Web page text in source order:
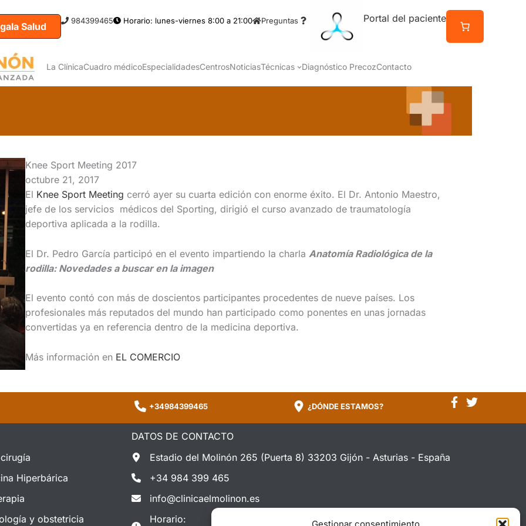
Salud
984399465 Horario: lunes-viernes 8:00 a 21:00 Preguntas Portal del paciente
La ClínicaCuadro médicoEspecialidadesCentrosNoticiasTécnicas Diagnóstico PrecozContacto
Knee Sport Meeting 2017
octubre 21, 2017
El Knee Sport Meeting cerró ayer su cuarta edición con enorme éxito. El Dr. Antonio Maestro,
jefe de los servicios médicos del Sporting, dirigió el curso avanzado de traumatología
deportiva aplicada a la rodilla.
El Dr. Pedro García participó en el evento impartiendo la charla Anatomía Radiológica de la
rodilla: Novedades a buscar en la imagen
El evento contó con más de doscientos participantes procedentes de nueve países. Los
profesionales más reputados del mundo han participado como ponentes en unas jornadas
convertidas ya en referencia dentro de la medicina deportiva.
Más información en EL COMERCIO
+34984399465 ¿DÓNDE ESTAMOS?
DATOS DE CONTACTO
Hiperbárica
y obstetricia
Estadio del Molinón 265 (Puerta 8) 33203 Gijón - Asturias - España
+34 984 399 465
info@clinicaelmolinon.es
Horario: